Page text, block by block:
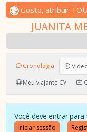
Gosto, atribuir
JUANITA
Cronologia
Meu viajante CV
Você deve entrar
Iniciar sessão